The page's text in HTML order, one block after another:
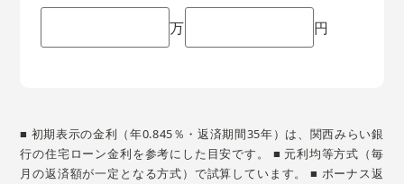
万 円
■ 初期表示の金利（年0.845％・返済期間35年）は、関西みらい銀
行の住宅ローン金利を参考にした目安です。 ■ 元利均等方式（毎
月の返済額が一定となる方式）で試算しています。 ■ ボーナス返